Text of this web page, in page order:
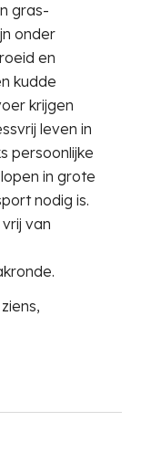
gras-
onder
en
kudde
krijgen
leven in
persoonlijke
in grote
nodig is.
van